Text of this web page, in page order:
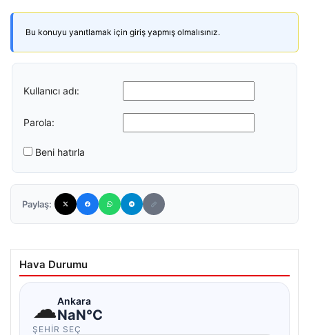
Bu konuyu yanıtlamak için giriş yapmış olmalısınız.
Kullanıcı adı:
Parola:
Beni hatırla
Paylaş:
Hava Durumu
☁Ankara
NaN°C
ŞEHIR SEÇ